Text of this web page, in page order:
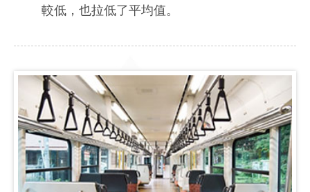
較低，也拉低了平均值。